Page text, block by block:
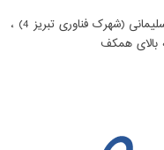
دفتر مرکزی : تبریز - شهرک صنعتی سردار قاسم سلیمانی (شهرک فناوری تبریز 4) ،